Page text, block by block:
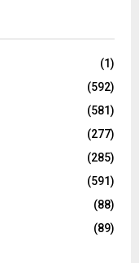
(1)
(592)
(581)
(277)
(285)
(591)
(88)
(89)